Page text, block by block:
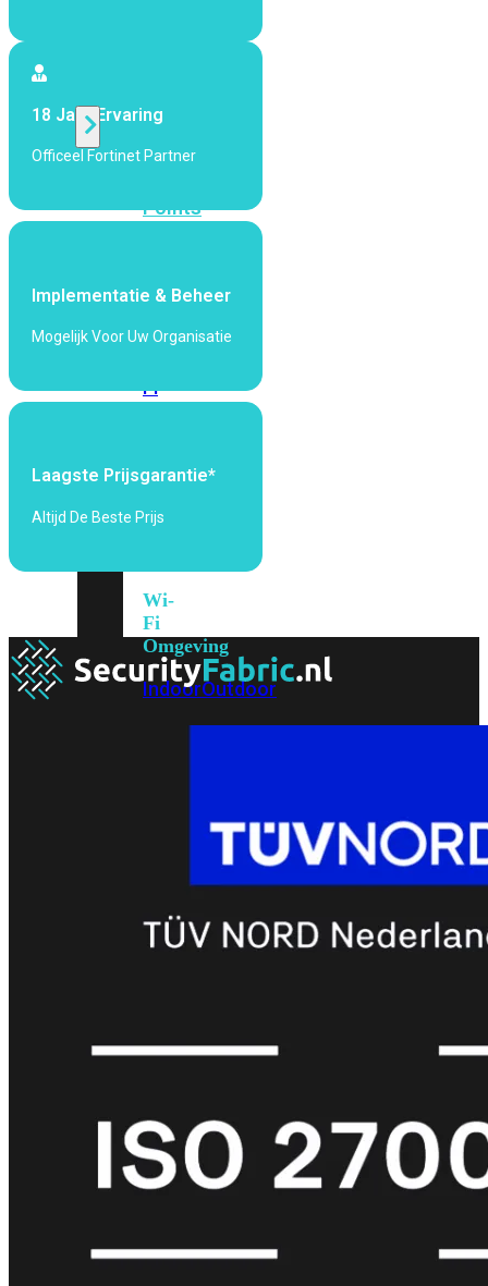
Alle
Points
Fi
Fi
Fi
6E
Fi
Wi-
Fi
Omgeving
IndoorOutdoor
Fi
30G FortiWiFi
31G FortiWiFi
40FFortiWiFi
60FFortiWiFi
18 Jaar Ervaring
Officeel Fortinet Partner
Implementatie & Beheer
Mogelijk Voor Uw Organisatie
Laagste Prijsgarantie*
Altijd De Beste Prijs